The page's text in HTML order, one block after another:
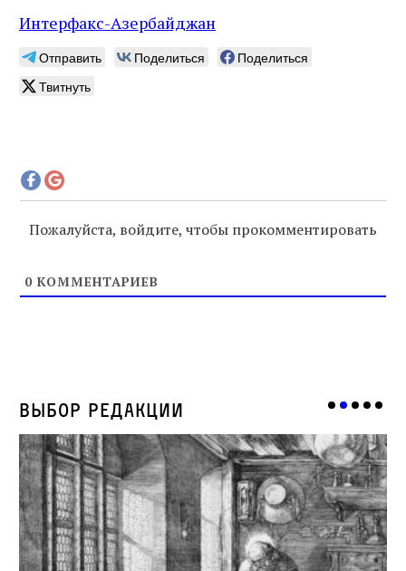
Интерфакс-Азербайджан
Отправить Поделиться
Поделиться
Твитнуть
Пожалуйста, войдите, чтобы прокомментировать
0 КОММЕНТАРИЕВ
Выбор редакции